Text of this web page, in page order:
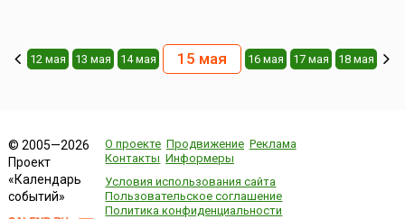
12 мая 13 мая 14 мая 15 мая 16 мая 17 мая 18 мая
© 2005—2026
Проект
«Календарь
событий»
О проекте Продвижение Реклама
Контакты Информеры
Условия использования сайта
Пользовательское соглашение
Политика конфиденциальности